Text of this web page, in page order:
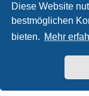
Diese Website
bestmöglichen
bieten.
Mehr
Foren-Übersicht
Copyright © 2009 -2026